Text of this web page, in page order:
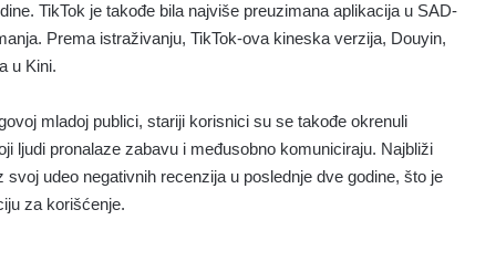
TikTok je takođe bila najviše preuzimana aplikacija u SAD-
Prema istraživanju, TikTok-ova kineska verzija, Douyin,
u Kini.
mladoj publici, stariji korisnici su se takođe okrenuli
ljudi pronalaze zabavu i međusobno komuniciraju. Najbliži
udeo negativnih recenzija u poslednje dve godine, što je
za korišćenje.